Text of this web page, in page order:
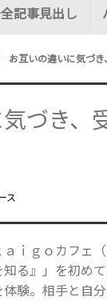
記事見出し
お互いの違いに気づ
づき
ス
ｉｇｏカフェ
る』」を初
験。相手と自